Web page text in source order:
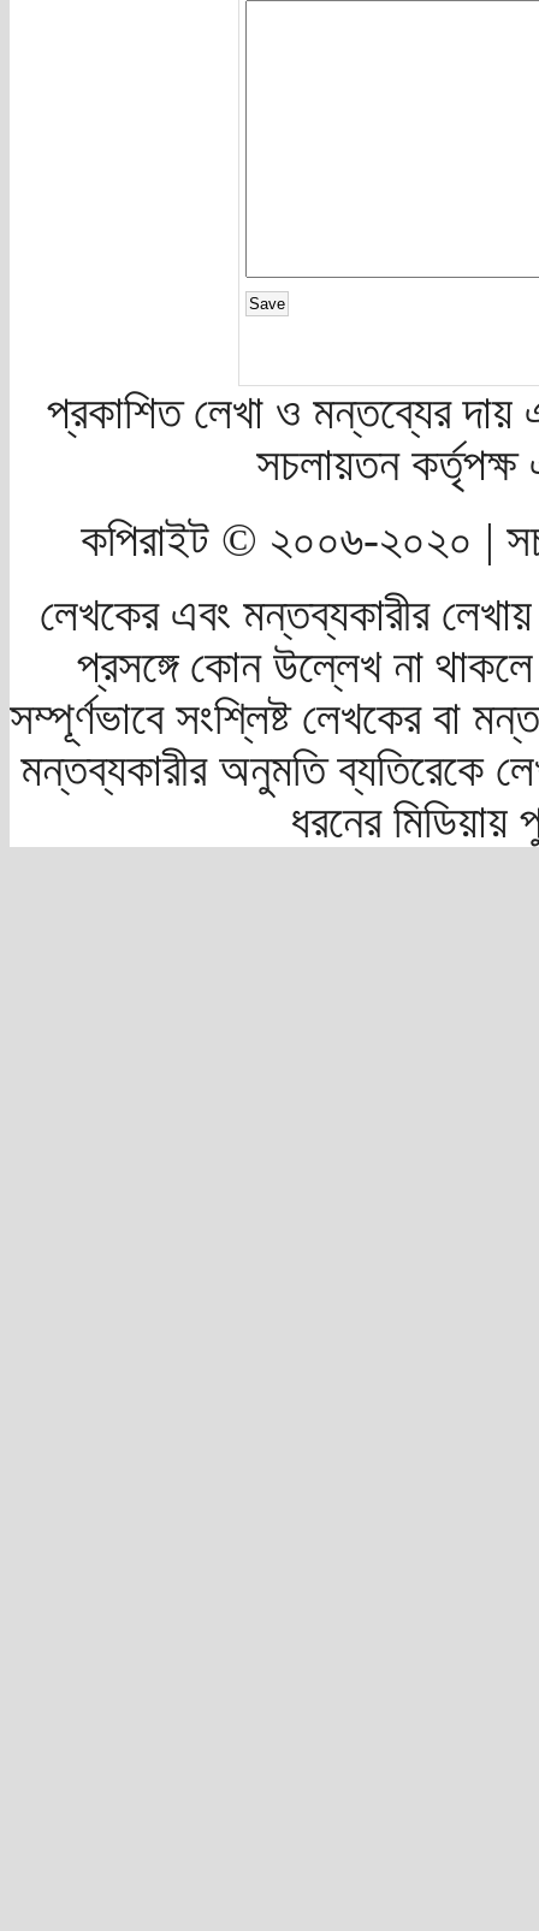
প্রকাশিত লেখা ও মন্তব্যের দায়
সচলায়তন
কপিরাইট © ২০০৬-২০২০ |
লেখকের এবং মন্তব্যকারীর
প্রসঙ্গে কোন উল্লেখ না
সম্পূর্ণভাবে সংশ্লিষ্ট লেখকের বা
মন্তব্যকারীর অনুমতি ব্যতিরেকে
ধরনের মিডিয়ায়